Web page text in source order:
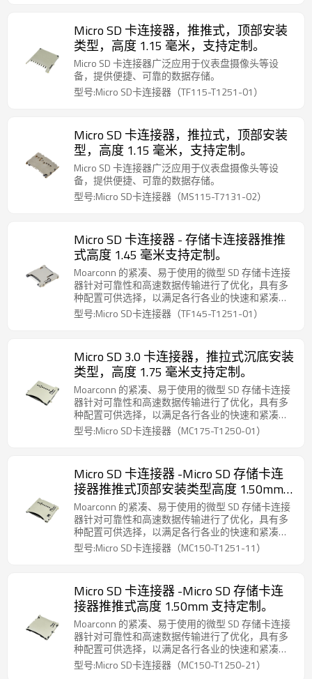
Micro SD 卡连接器，推推式，顶部安装
类型，高度 1.15 毫米，支持定制。
Micro SD 卡连接器广泛应用于仪表盘摄像头等设
备，提供便捷、可靠的数据存储。
型号:Micro SD卡连接器（TF115-T1251-01）
Micro SD 卡连接器，推拉式，顶部安装
型，高度 1.15 毫米，支持定制。
Micro SD 卡连接器广泛应用于仪表盘摄像头等设
备，提供便捷、可靠的数据存储。
型号:Micro SD卡连接器（MS115-T7131-02）
Micro SD 卡连接器 - 存储卡连接器推推
式高度 1.45 毫米支持定制。
Moarconn 的紧凑、易于使用的微型 SD 存储卡连接
器针对可靠性和高速数据传输进行了优化，具有多
种配置可供选择，以满足各行各业的快速和紧凑的
连接要求。
型号:Micro SD卡连接器（TF145-T1251-01）
Micro SD 3.0 卡连接器，推拉式沉底安装
类型，高度 1.75 毫米支持定制。
Moarconn 的紧凑、易于使用的微型 SD 存储卡连接
器针对可靠性和高速数据传输进行了优化，具有多
种配置可供选择，以满足各行各业的快速和紧凑的
连接要求。
型号:Micro SD卡连接器（MC175-T1250-01）
Micro SD 卡连接器 -Micro SD 存储卡连
接器推推式顶部安装类型高度 1.50mm
支持定制。
Moarconn 的紧凑、易于使用的微型 SD 存储卡连接
器针对可靠性和高速数据传输进行了优化，具有多
种配置可供选择，以满足各行各业的快速和紧凑的
连接要求。
型号:Micro SD卡连接器（MC150-T1251-11）
Micro SD 卡连接器 -Micro SD 存储卡连
接器推推式高度 1.50mm 支持定制。
Moarconn 的紧凑、易于使用的微型 SD 存储卡连接
器针对可靠性和高速数据传输进行了优化，具有多
种配置可供选择，以满足各行各业的快速和紧凑的
连接要求。
型号:Micro SD卡连接器（MC150-T1250-21）